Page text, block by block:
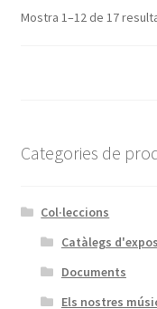
Mostra 1–12 de 17
Categories de
Col·leccions
Catàlegs
Documents
Els nostres